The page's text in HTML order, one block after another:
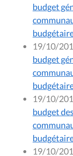
budget
19/10/
budget
19/10/
budget
19/10/